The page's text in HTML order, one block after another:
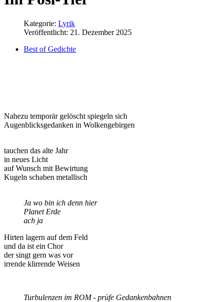
Kategorie: Lyrik
Veröffentlicht: 21. Dezember 2025
Best of Gedichte
Nahezu temporär gelöscht spiegeln sich
Augenblicksgedanken in Wolkengebirgen
tauchen das alte Jahr
in neues Licht
auf Wunsch mit Bewirtung
Kugeln schaben metallisch
Ja wo bin ich denn hier
Planet Erde
ach ja
Hirten lagern auf dem Feld
und da ist ein Chor
der singt gern was vor
irrende klirrende Weisen
Turbulenzen im ROM - prüfe Gedankenbahnen